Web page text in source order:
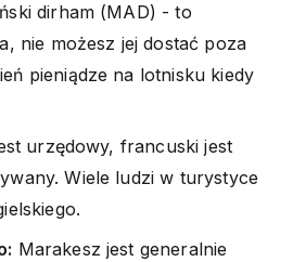
dirham (MAD) - to
nie możesz jej dostać poza
pieniądze na lotnisku kiedy
urzędowy, francuski jest
Wiele ludzi w turystyce
Marakesz jest generalnie